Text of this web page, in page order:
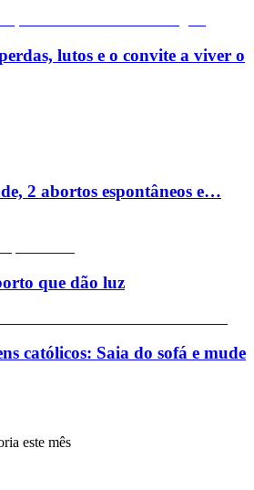
lutos e o convite a viver o
2 abortos espontâneos e…
que dão luz
católicos: Saia do sofá e mude
este mês